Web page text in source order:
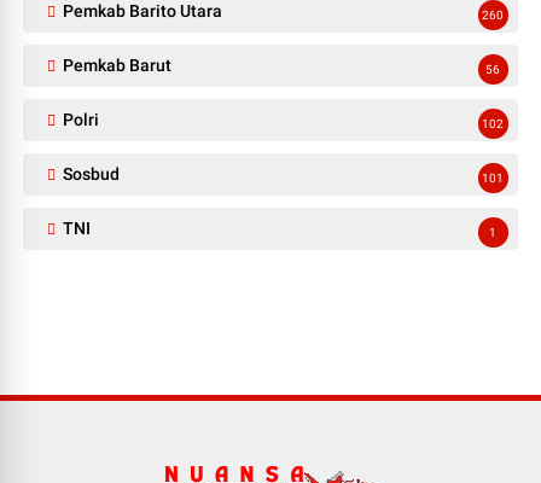
Pemkab Barito Utara 260
Pemkab Barut 56
Polri 102
Sosbud 101
TNI 1